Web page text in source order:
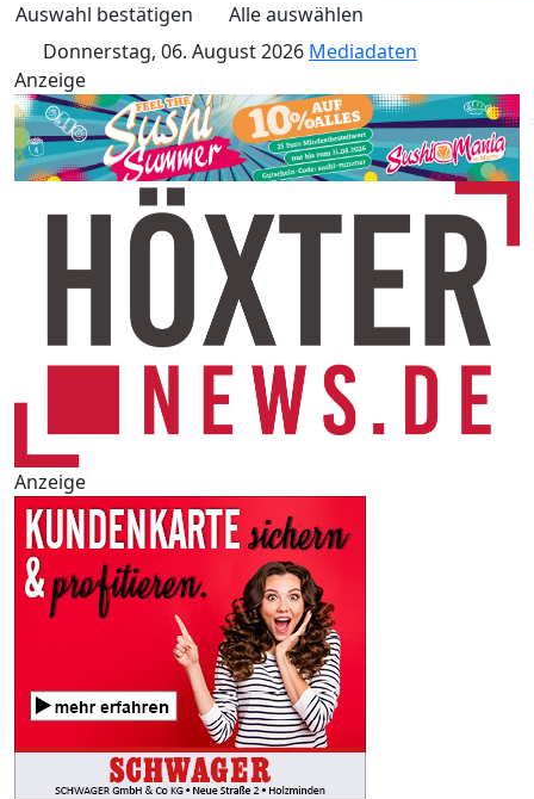
Auswahl bestätigen
Alle auswählen
Donnerstag, 06. August 2026 Mediadaten
Anzeige
Anzeige